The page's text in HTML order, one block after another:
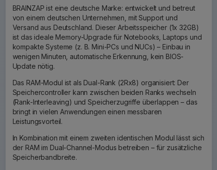
BRAINZAP ist eine deutsche Marke: entwickelt und betreut
von einem deutschen Unternehmen, mit Support und
Versand aus Deutschland. Dieser Arbeitsspeicher (1x 32GB)
ist das ideale Memory-Upgrade für Notebooks, Laptops und
kompakte Systeme (z. B. Mini-PCs und NUCs) – Einbau in
wenigen Minuten, automatische Erkennung, kein BIOS-
Update nötig.
Das RAM-Modul ist als Dual-Rank (2Rx8) organisiert: Der
Speichercontroller kann zwischen beiden Ranks wechseln
(Rank-Interleaving) und Speicherzugriffe überlappen – das
bringt in vielen Anwendungen einen messbaren
Leistungsvorteil.
In Kombination mit einem zweiten identischen Modul lässt sich
der RAM im Dual-Channel-Modus betreiben – für zusätzliche
Speicherbandbreite.